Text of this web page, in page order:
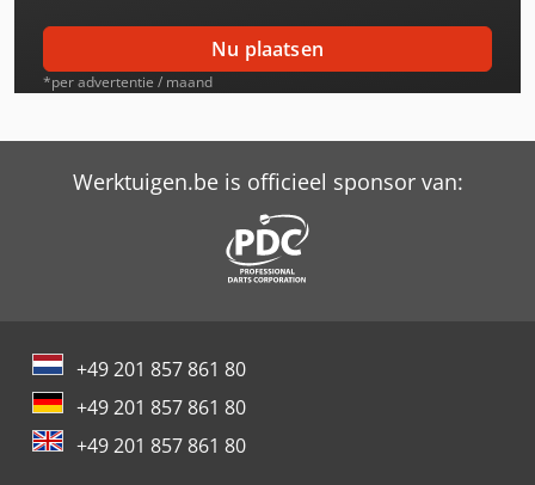
Case-Ih Farmall 115U Pro
Case-Ih Farmall 55A
Case-Ih Farmall 55C
Case-Ih Farmall 75C
Case-Ih Farmall 85A
Nu plaatsen
*per advertentie / maand
Werktuigen.be is officieel sponsor van:
+49 201 857 861 80
+49 201 857 861 80
+49 201 857 861 80